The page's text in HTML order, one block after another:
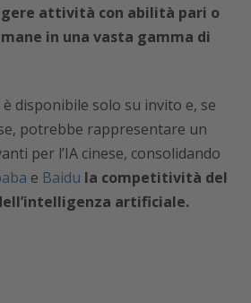
attività con abilità pari o
in una vasta gamma di
disponibile solo su invito e, se
potrebbe rappresentare un
per l’IA cinese, consolidando
e Baidu la competitività del
artificiale.